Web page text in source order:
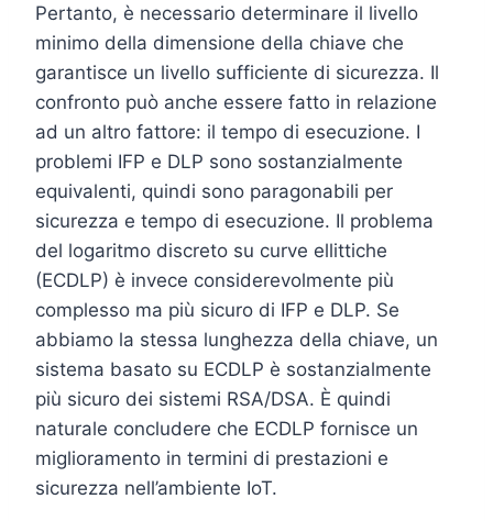
Pertanto, è necessario determinare il livello
minimo della dimensione della chiave che
garantisce un livello sufficiente di sicurezza. Il
confronto può anche essere fatto in relazione
ad un altro fattore: il tempo di esecuzione. I
problemi IFP e DLP sono sostanzialmente
equivalenti, quindi sono paragonabili per
sicurezza e tempo di esecuzione. Il problema
del logaritmo discreto su curve ellittiche
(ECDLP) è invece considerevolmente più
complesso ma più sicuro di IFP e DLP. Se
abbiamo la stessa lunghezza della chiave, un
sistema basato su ECDLP è sostanzialmente
più sicuro dei sistemi RSA/DSA. È quindi
naturale concludere che ECDLP fornisce un
miglioramento in termini di prestazioni e
sicurezza nell’ambiente IoT.